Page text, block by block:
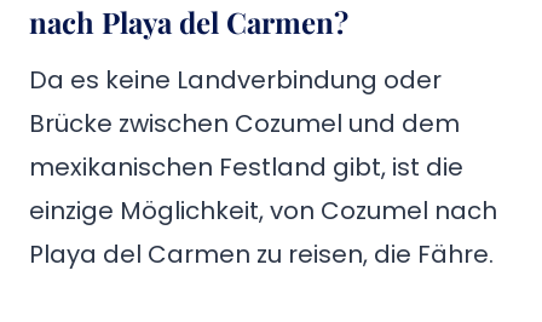
nach Playa del Carmen?
Da es keine Landverbindung oder
Brücke zwischen Cozumel und dem
mexikanischen Festland gibt, ist die
einzige Möglichkeit, von Cozumel nach
Playa del Carmen zu reisen, die Fähre.